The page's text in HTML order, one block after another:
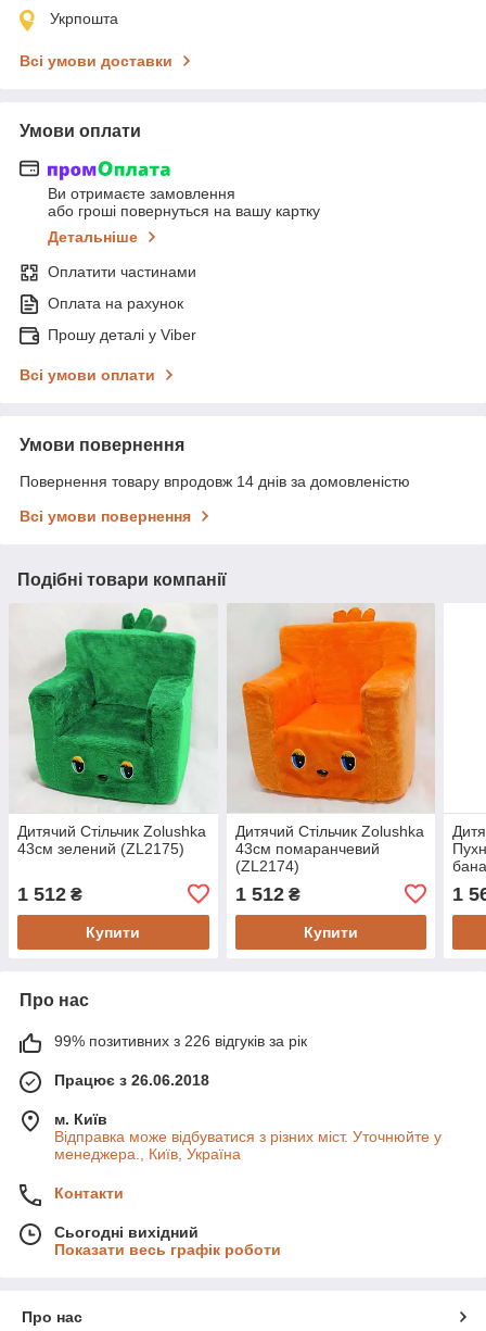
Укрпошта
Всі умови доставки
Умови оплати
Ви отримаєте замовлення
або гроші повернуться на вашу картку
Детальніше
Оплатити частинами
Оплата на рахунок
Прошу деталі у Viber
Всі умови оплати
Умови повернення
Повернення товару впродовж 14 днів за домовленістю
Всі умови повернення
Подібні товари компанії
Дитячий Стільчик Zolushka
43см зелений (ZL2175)
1 512 ₴
Купити
Дитячий Стільчик Zolushka
43см помаранчевий
(ZL2174)
1 512₴
Купити
1
Про нас
99% позитивних з 226 відгуків за рік
Працює з 26.06.2018
м. Київ
Відправка може відбуватися з різних міст. Уточнюйте у
менеджера., Київ, Україна
Контакти
Сьогодні вихідний
Показати весь графік роботи
Про нас